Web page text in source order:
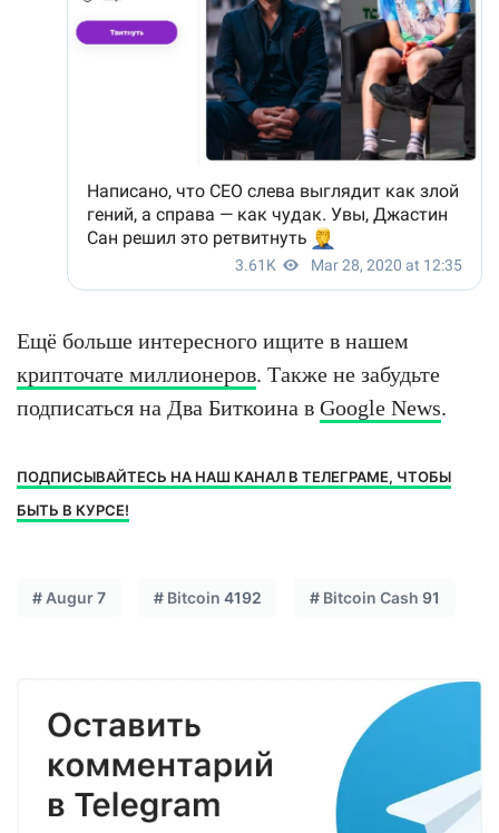
Ещё больше интересного ищите в нашем
крипточате миллионеров. Также не забудьте
подписаться на Два Биткоина в Google News.
ПОДПИСЫВАЙТЕСЬ НА НАШ КАНАЛ В ТЕЛЕГРАМЕ, ЧТОБЫ
БЫТЬ В КУРСЕ!
# Augur7 # Bitcoin 4192 # Bitcoin Cash 91